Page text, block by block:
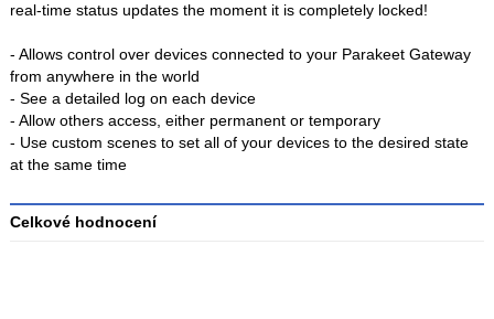
real-time status updates the moment it is completely locked!
- Allows control over devices connected to your Parakeet Gateway
from anywhere in the world
- See a detailed log on each device
- Allow others access, either permanent or temporary
- Use custom scenes to set all of your devices to the desired state
at the same time
Celkové hodnocení